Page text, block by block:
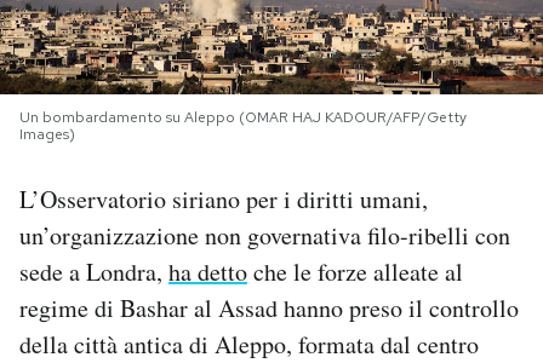
NEWSLETTER
I MIEI PREFERITI
AREA PERSONALE
Un bombardamento su Aleppo (OMAR HAJ KADOUR/AFP/Getty
Images)
L’Osservatorio siriano per i diritti umani,
un’organizzazione non governativa filo-ribelli con
sede a Londra, ha dettoche le forze alleate al
regime di Bashar al Assad hanno preso il controllo
della città antica di Aleppo, formata dal centro